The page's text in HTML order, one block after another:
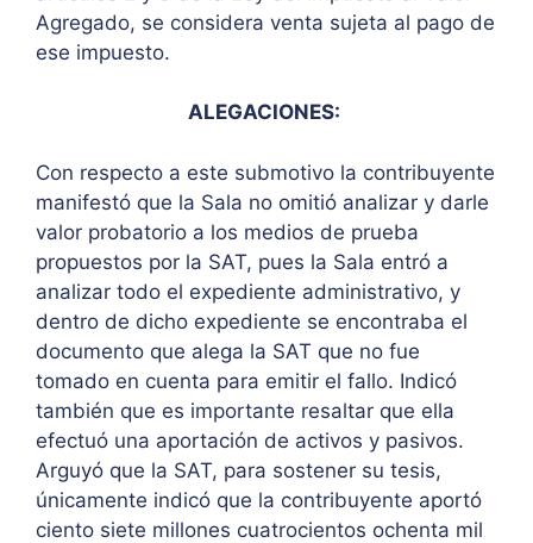
Agregado, se considera venta sujeta al pago de
ese impuesto.
ALEGACIONES:
Con respecto a este submotivo la contribuyente
manifestó que la Sala no omitió analizar y darle
valor probatorio a los medios de prueba
propuestos por la SAT, pues la Sala entró a
analizar todo el expediente administrativo, y
dentro de dicho expediente se encontraba el
documento que alega la SAT que no fue
tomado en cuenta para emitir el fallo. Indicó
también que es importante resaltar que ella
efectuó una aportación de activos y pasivos.
Arguyó que la SAT, para sostener su tesis,
únicamente indicó que la contribuyente aportó
ciento siete millones cuatrocientos ochenta mil